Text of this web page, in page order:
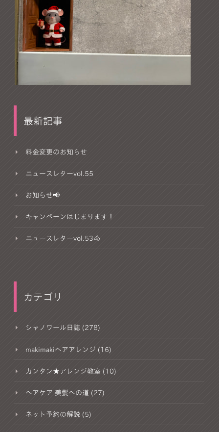
最新記事
料金変更のお知らせ
ニュースレターvol.55
お知らせ📢
キャンペーンはじまります！
ニュースレターvol.53🐴
カテゴリ
シャノワール日誌 (278)
makimakiヘアアレンジ (16)
カンタン★アレンジ教室 (10)
ヘアケア 美髪への道 (27)
ネット予約の解説 (5)